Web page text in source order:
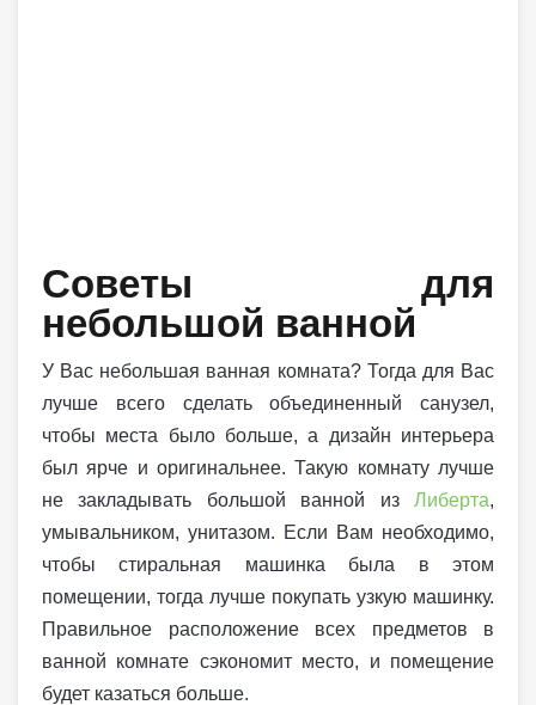
Советы для
небольшой ванной
У Вас небольшая ванная комната? Тогда для Вас
лучше всего сделать объединенный санузел,
чтобы места было больше, а дизайн интерьера
был ярче и оригинальнее. Такую комнату лучше
не закладывать большой ванной из Либерта,
умывальником, унитазом. Если Вам необходимо,
чтобы стиральная машинка была в этом
помещении, тогда лучше покупать узкую машинку.
Правильное расположение всех предметов в
ванной комнате сэкономит место, и помещение
будет казаться больше.